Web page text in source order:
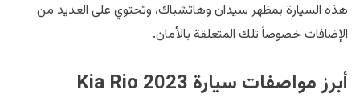
هذه السيارة بمظهر سيدان وهاتشباك، وتحتوي على العديد من
الإضافات خصوصاً تلك المتعلقة بالأمان.
أبرز مواصفات سيارة Kia Rio 2023